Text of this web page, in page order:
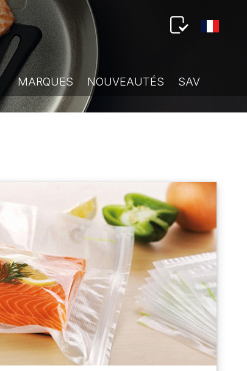
MARQUES NOUVEAUTÉS SAV